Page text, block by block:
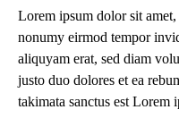
Lorem ipsum dolor sit
nonumy eirmod tempor
aliquyam erat, sed diam
justo duo dolores et ea
takimata sanctus est Lorem